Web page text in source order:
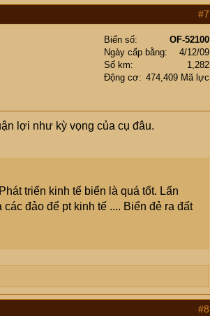
#7
Biển số
OF-52100
Ngày cấp bằng
4/12/09
Số km
1,282
Động cơ
474,409 Mã lực
lợi như kỳ vọng của cụ đâu.
triển kinh tế biển là quá tốt. Lấn
đảo để pt kinh tế .... Biển đẻ ra đất
#8